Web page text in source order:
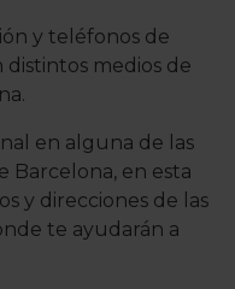
y teléfonos de
distintos medios de
en alguna de las
Barcelona, en esta
y direcciones de las
te ayudarán a